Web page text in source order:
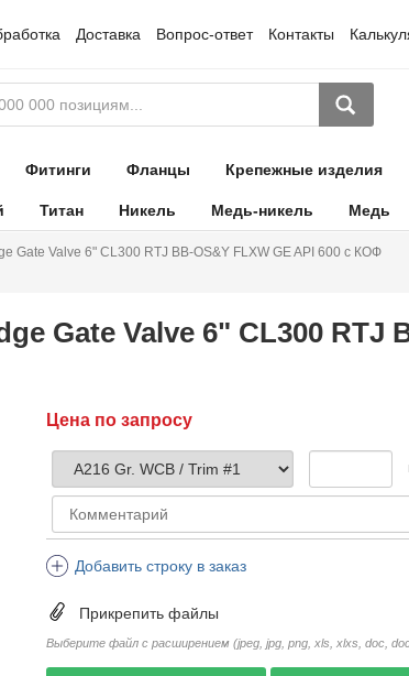
Доставка Вопрос-ответ Контакты
Фитинги Фланцы Крепежные изделия
Титан Никель Медь-никель Медь
Gate Valve 6" CL300 RTJ BB-OS&Y FLXW GE API 600 с КОФ
Gate Valve 6" CL300 RTJ
Цена по запросу
Добавить строку в заказ
Прикрепить файлы
Выберите файл с расширением (jpeg, jpg, png, xls, xlxs, doc,